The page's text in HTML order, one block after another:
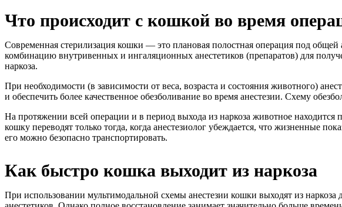
Что происходит с кошкой во время
Современная стерилизация кошки — это плановая полостная операция под
комбинацию внутривенных и ингаляционных анестетиков (препаратов) для
наркоза.
При необходимости (в зависимости от веса, возраста и состояния животного)
и обеспечить более качественное обезболивание во время анестезии. Схему
На протяжении всей операции и в период выхода из наркоза животное
кошку переводят только тогда, когда анестезиолог убеждается, что жизненные
его можно безопасно транспортировать.
Как быстро кошка выходит из наркоза
При использовании мультимодальной схемы анестезии кошки выходят из